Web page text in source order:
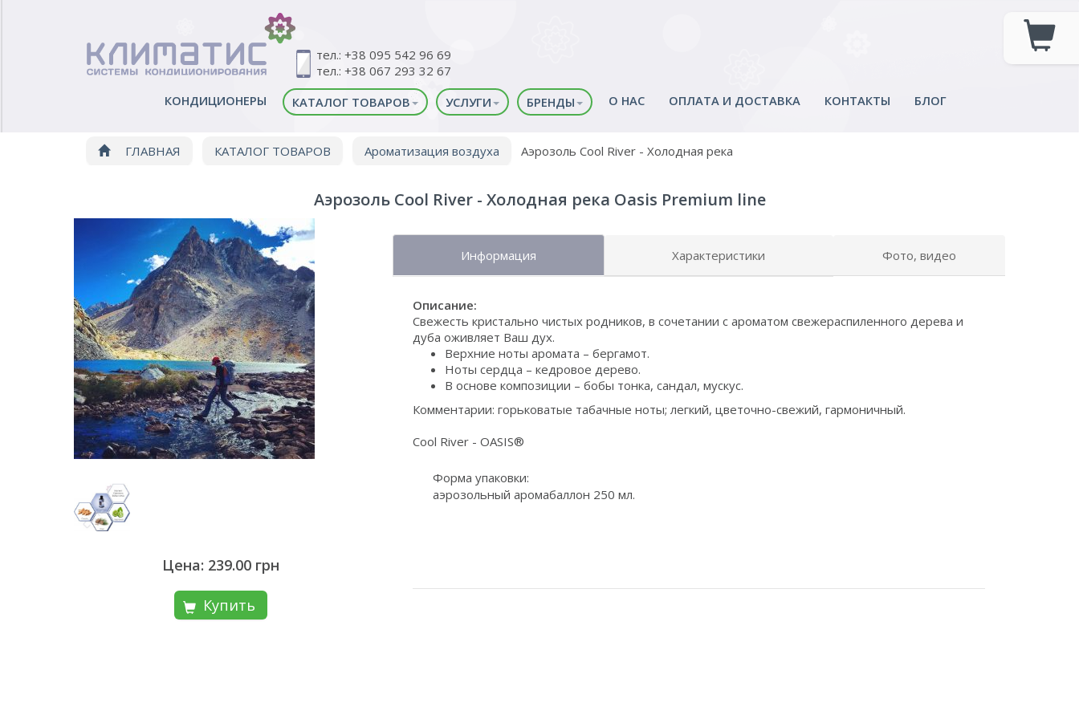
тел.: +38 095 542 96 69
тел.: +38 067 293 32 67
КОНДИЦИОНЕРЫ
КАТАЛОГ ТОВАРОВ УСЛУГИ БРЕНДЫ О НАС ОПЛАТА И ДОСТАВКА КОНТАКТЫ БЛОГ
ГЛАВНАЯ КАТАЛОГ ТОВАРОВ Ароматизация воздуха Аэрозоль Cool River - Холодная река
Аэрозоль Cool River - Холодная река Oasis Premium line
Цена: 239.00 грн
Купить
Информация Характеристики Фото, видео
Описание:
Свежесть кристально чистых родников, в сочетании с ароматом свежераспиленного дерева и
дуба оживляет Ваш дух.
Верхние ноты аромата – бергамот.
Ноты сердца – кедровое дерево.
В основе композиции – бобы тонка, сандал, мускус.
Комментарии: горьковатые табачные ноты; легкий, цветочно-свежий, гармоничный.
Cool River - ОASIS®
Форма упаковки:
аэрозольный аромабаллон 250 мл.